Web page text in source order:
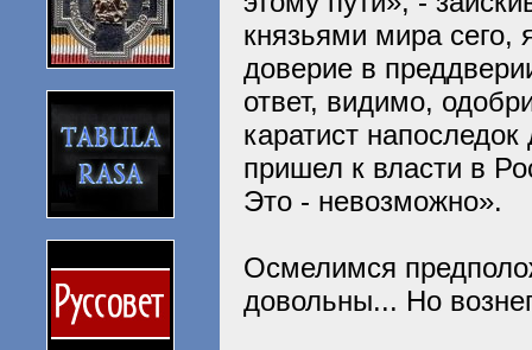
князьями мира сего,
доверие в
ответ, видимо,
каратист
пришел к власти в
Это - невозможно».
Осмелимся
довольны... Но